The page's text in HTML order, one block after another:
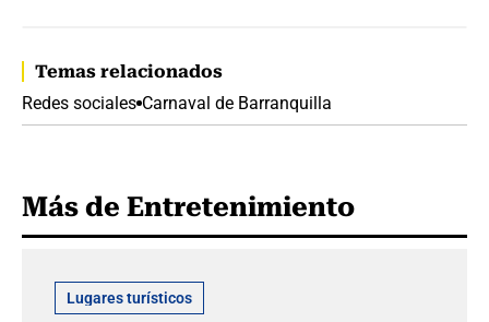
Temas relacionados
Redes sociales Carnaval de Barranquilla
Más de Entretenimiento
Lugares turísticos